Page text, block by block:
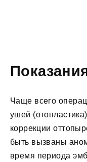
Чаще всего
ушей
коррекции
быть вызваны
время периода